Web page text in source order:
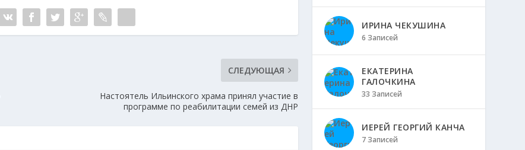
СЛЕДУЮЩАЯ
Настоятель Ильинского храма принял участие в
программе по реабилитации семей из ДНР
ИРИНА ЧЕКУШИНА
6 Записей
ЕКАТЕРИНА
ГАЛОЧКИНА
33 Записей
ИЕРЕЙ ГЕОРГИЙ КАНЧА
7 Записей